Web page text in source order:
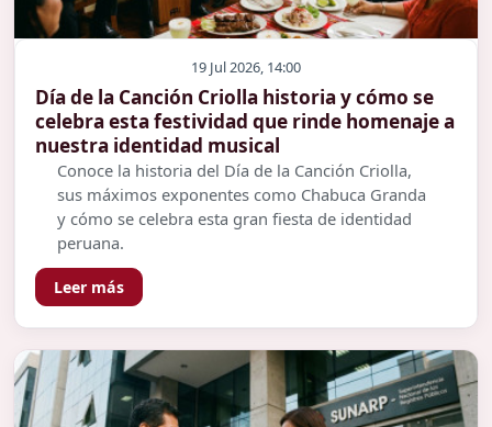
19 Jul 2026, 14:00
Día de la Canción Criolla historia y cómo se
celebra esta festividad que rinde homenaje a
nuestra identidad musical
Conoce la historia del Día de la Canción Criolla,
sus máximos exponentes como Chabuca Granda
y cómo se celebra esta gran fiesta de identidad
peruana.
Leer más